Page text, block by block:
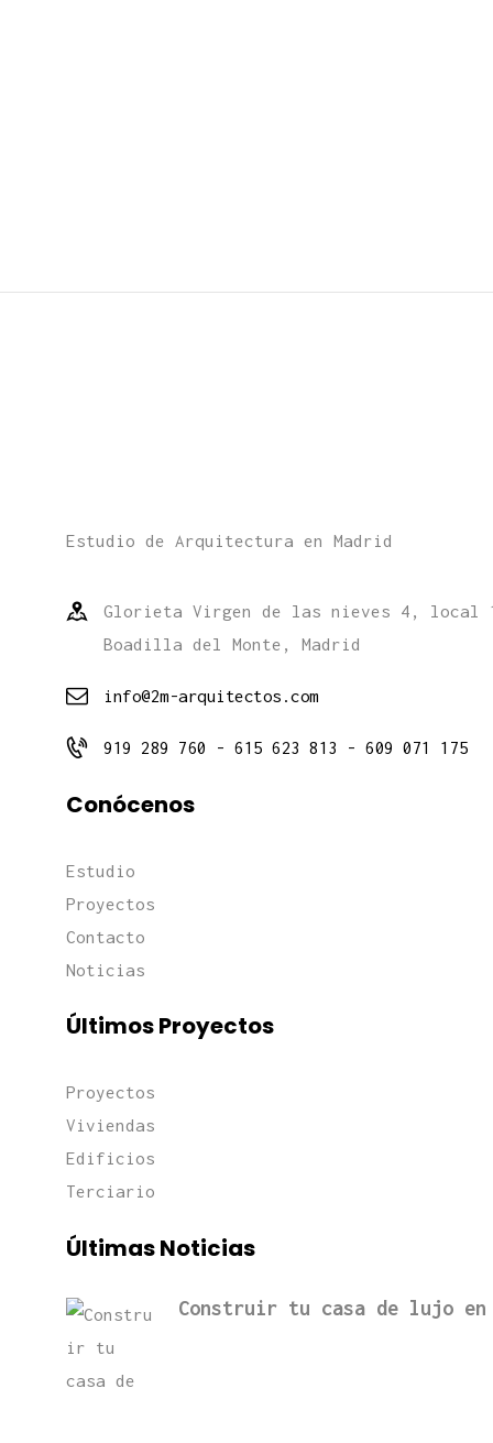
Estudio de Arquitectura en Madrid
Glorieta Virgen de las nieves 4, local
Boadilla del Monte, Madrid
info@2m-arquitectos.com
919 289 760 - 615 623 813 - 609 071 175
Conócenos
Estudio
Proyectos
Contacto
Noticias
Últimos Proyectos
Proyectos
Viviendas
Edificios
Terciario
Últimas Noticias
Construir tu casa de lujo